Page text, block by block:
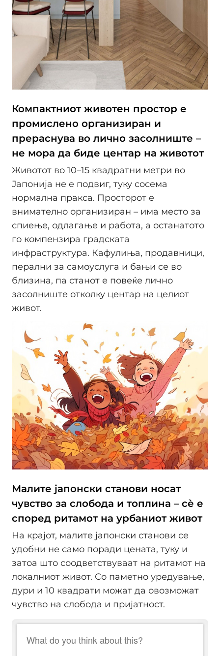
Компактниот животен простор е
промислено организиран и
прераснува во лично засолниште –
не мора да биде центар на животот
Животот во 10–15 квадратни метри во
Јапонија не е подвиг, туку сосема
нормална пракса. Просторот е
внимателно организиран – има место за
спиење, одлагање и работа, а останатото
го компензира градската
инфраструктура. Кафулиња, продавници,
перални за самоуслуга и бањи се во
близина, па станот е повеќе лично
засолниште отколку центар на целиот
живот.
Малите јапонски станови носат
чувство за слобода и топлина – сѐ е
според ритамот на урбаниот живот
На крајот, малите јапонски станови се
удобни не само поради цената, туку и
затоа што соодветствуваат на ритамот на
локалниот живот. Со паметно уредување,
дури и 10 квадрати можат да овозможат
чувство на слобода и пријатност.